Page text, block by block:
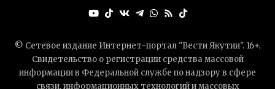
© Сетевое издание Интернет-портал "Вести Якутии". 16+.
Свидетельство о регистрации средства массовой
информации в Федеральной службе по надзору в сфере
связи, информационных технологий и массовых